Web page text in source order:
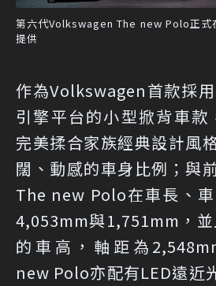
第六代Volkswagen The new Polo正式
提供
作為Volkswagen首款採
引擎平台的小型掀背車
完美揉合家族經典設計風
闊、動感的車身比例；與
The new Polo在車長、
4,053mm與1,751mm，
的車高，軸距為
new Polo亦配有LED遠近